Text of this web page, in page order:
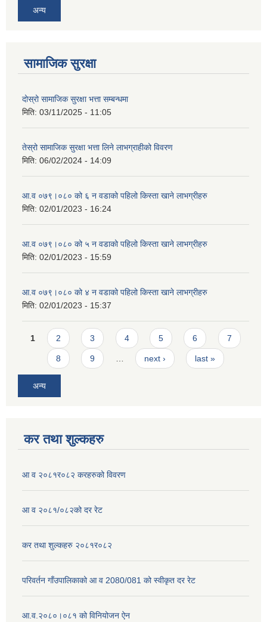
अन्य
सामाजिक सुरक्षा
दोस्रो सामाजिक सुरक्षा भत्ता सम्बन्धमा
मिति: 03/11/2025 - 11:05
तेस्रो सामाजिक सुरक्षा भत्ता लिने लाभग्राहीको विवरण
मिति: 06/02/2024 - 14:09
आ.व ०७९।०८० को ६ न‌‍ वडाको पहिलो किस्ता खाने लाभग्रीहरु
मिति: 02/01/2023 - 16:24
आ.व ०७९।०८० को ५ न‌‍ वडाको पहिलो किस्ता खाने लाभग्रीहरु
मिति: 02/01/2023 - 15:59
आ.व ०७९।०८० को ४ न‌‍ वडाको पहिलो किस्ता खाने लाभग्रीहरु
मिति: 02/01/2023 - 15:37
Pages
1 2 3 4 5 6 7
8 9 next › last »
अन्य
कर तथा शुल्कहरु
आ व २०८१र०८२ करहरुको विवरण
आ व २०८१/०८२को दर रेट
कर तथा शुल्कहरु २०८१र०८२
परिवर्तन गाँउपालिकाको आ व 2080/081 को स्वीकृत दर रेट
आ.व.२०८०।०८१ को विनियोजन ऐन